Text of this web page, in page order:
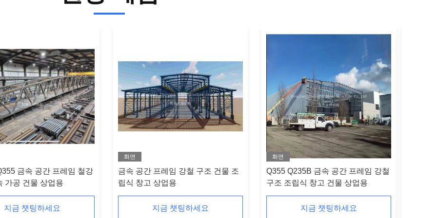
금속 공간 프레임 철강
가공 건물 상업용
지금 챗팅하세요
화면
금속 공간 프레임 강철 구조 건물 조
립식 창고 상업용
지금 챗팅하세요
화면
Q355 Q235B 금속 공간 프레임 강철
구조 조립식 창고 건물 상업용
지금 챗팅하세요